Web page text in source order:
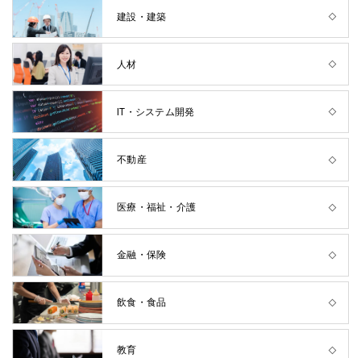
建設・建築
人材
IT・システム開発
不動産
医療・福祉・介護
金融・保険
飲食・食品
教育